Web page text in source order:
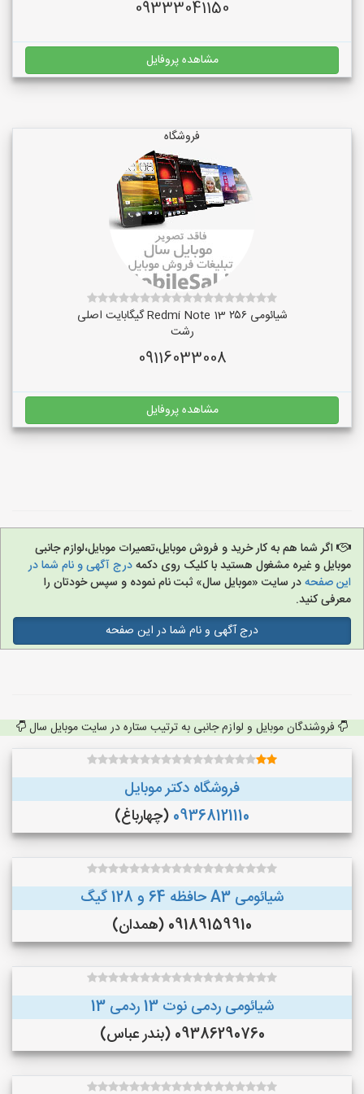
09333041150
مشاهده پروفایل
فروشگاه
شیائومی Redmi Note 13 ۲۵۶ گیگابایت اصلی
رشت
09116033008
مشاهده پروفایل
اگر شما هم به کار خرید و فروش موبایل،تعمیرات موبایل،لوازم جانبی
موبایل و غیره مشغول هستید با کلیک روی دکمهدرج آگهی و نام شما در
این صفحهدر سایت «موبایل سال» ثبت نام نموده و سپس خودتان را
معرفی کنید.
درج آگهی و نام شما در این صفحه
فروشندگان موبایل و لوازم جانبی به ترتیب ستاره در سایت موبایل سال
فروشگاه دکتر موبایل
09368121110 (چهارباغ)
شیائومی A3 حافظه 64 و 128 گیگ
09189159910 (همدان)
شیائومی ردمی نوت 13 ردمی 13
09386290760 (بندر عباس)